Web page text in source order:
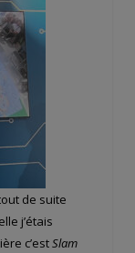
de suite
j’étais
c’estSlam